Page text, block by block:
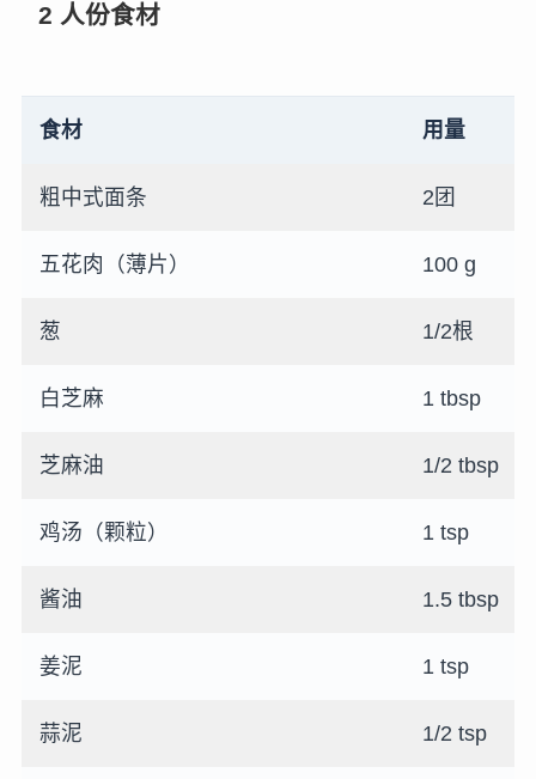
2 人份食材
食材 用量
粗中式面条 2团
五花肉（薄片） 100 g
葱 1/2根
白芝麻 1 tbsp
芝麻油 1/2 tbsp
鸡汤（颗粒） 1 tsp
酱油 1.5 tbsp
姜泥 1 tsp
蒜泥 1/2 tsp